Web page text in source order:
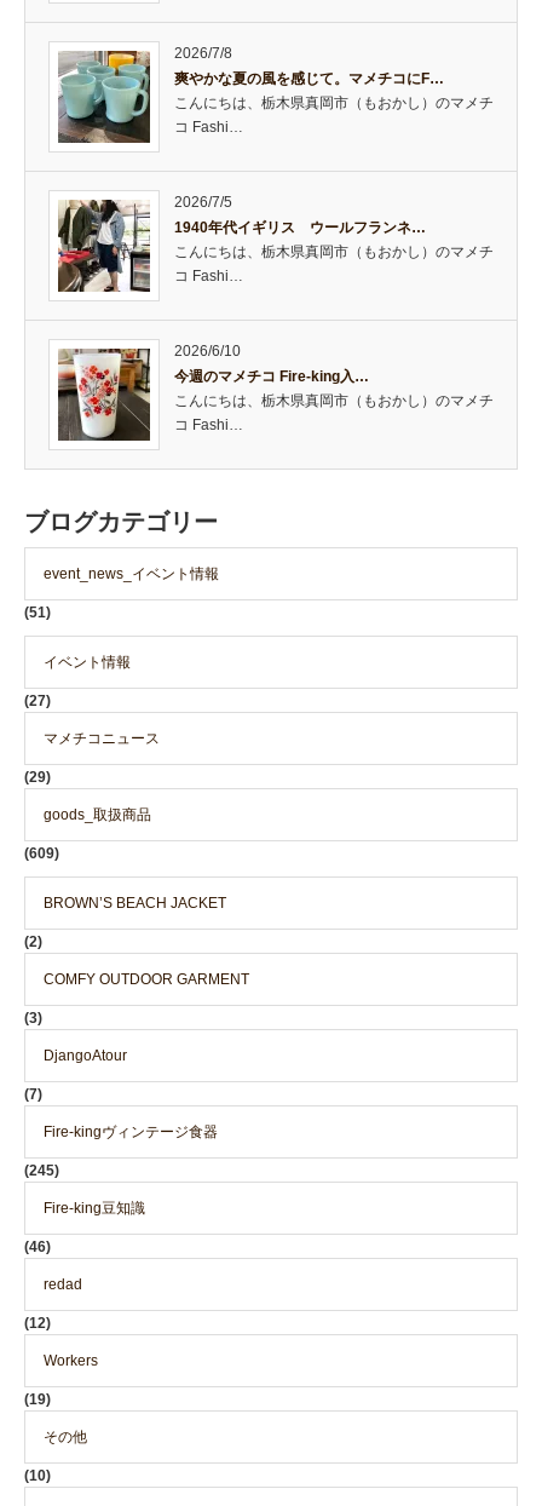
2026/7/8
爽やかな夏の風を感じて。マメチコにF…
こんにちは、栃木県真岡市（もおかし）のマメチ
コ Fashi…
2026/7/5
1940年代イギリス ウールフランネ…
こんにちは、栃木県真岡市（もおかし）のマメチ
コ Fashi…
2026/6/10
今週のマメチコ Fire-king入…
こんにちは、栃木県真岡市（もおかし）のマメチ
コ Fashi…
ブログカテゴリー
event_news_イベント情報
(51)
イベント情報
(27)
マメチコニュース
(29)
goods_取扱商品
(609)
BROWN’S BEACH JACKET
(2)
COMFY OUTDOOR GARMENT
(3)
DjangoAtour
(7)
Fire-kingヴィンテージ食器
(245)
Fire-king豆知識
(46)
redad
(12)
Workers
(19)
その他
(10)